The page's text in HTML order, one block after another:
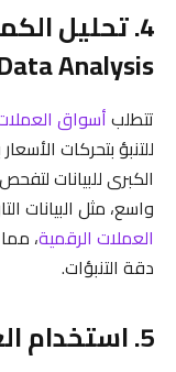
Analysis)
تتطلبأسواق
للتنبؤ بتحركات
الكبرى للبيانات
واسع، مثل البيانات
العملات الرقمية،
دقة التنبؤات.
5. استخدام العقود الذكية في التنبؤ